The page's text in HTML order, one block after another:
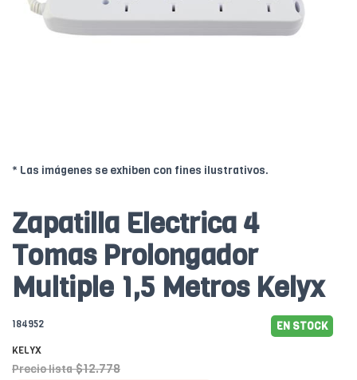
* Las imágenes se exhiben con fines ilustrativos.
Zapatilla Electrica 4
Tomas Prolongador
Multiple 1,5 Metros Kelyx
184952 EN STOCK
KELYX
Precio lista $12.778